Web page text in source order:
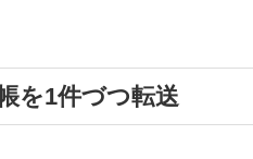
を1件づつ転送